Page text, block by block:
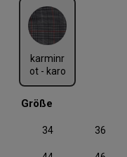
karminr
ot - karo
karminrot - karo
Größe
34 36